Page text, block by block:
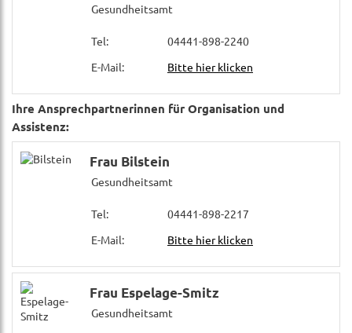
Gesundheitsamt
Tel:
04441-898-2240
E-Mail:
Bitte hier klicken
Ihre Ansprechpartnerinnen für Organisation und
Assistenz:
Frau Bilstein
Gesundheitsamt
Tel:
04441-898-2217
E-Mail:
Bitte hier klicken
Frau Espelage-Smitz
Gesundheitsamt